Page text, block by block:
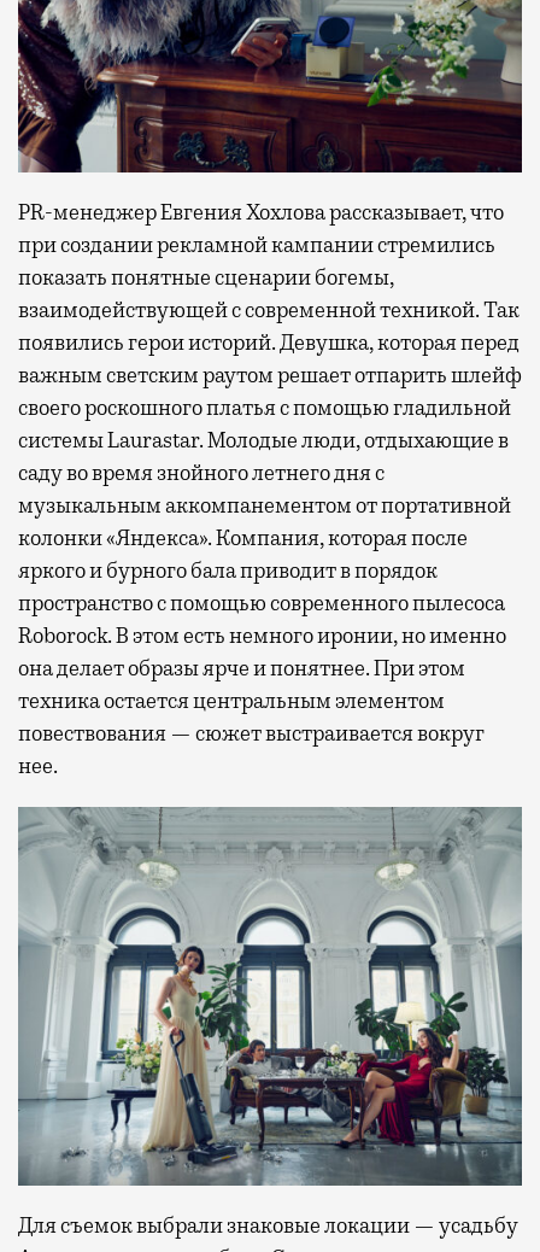
PR-менеджер Евгения Хохлова рассказывает, что
при создании рекламной кампании стремились
показать понятные сценарии богемы,
взаимодействующей с современной техникой. Так
появились герои историй. Девушка, которая перед
важным светским раутом решает отпарить шлейф
своего роскошного платья с помощью гладильной
системы Laurastar. Молодые люди, отдыхающие в
саду во время знойного летнего дня с
музыкальным аккомпанементом от портативной
колонки «Яндекса». Компания, которая после
яркого и бурного бала приводит в порядок
пространство с помощью современного пылесоса
Roborock. В этом есть немного иронии, но именно
она делает образы ярче и понятнее. При этом
техника остается центральным элементом
повествования — сюжет выстраивается вокруг
нее.
Для съемок выбрали знаковые локации — усадьбу